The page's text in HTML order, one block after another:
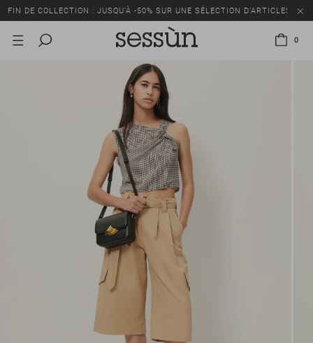
FIN DE COLLECTION : JUSQU’À -50% SUR UNE SÉLECTION D’ARTICLES
0